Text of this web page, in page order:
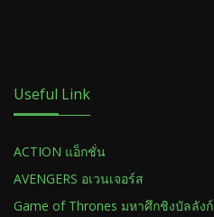
Useful Link
ACTION แอ็กชั่น
AVENGERS อเวนเจอร์ส
Game of Thrones มหาศึกชิงบัลลังก์